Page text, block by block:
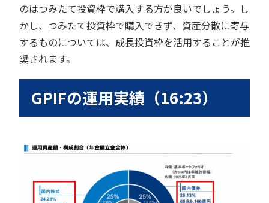
のはつみたて投資枠で購入する方が良いでしょう。し
かし、つみたて投資枠で購入できず、資産分散に寄与
するものについては、成長投資枠を活用することが推
奨されます。
GPIFの運用実績（16:23）